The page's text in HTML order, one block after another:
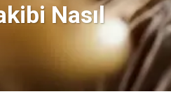
Nasıl